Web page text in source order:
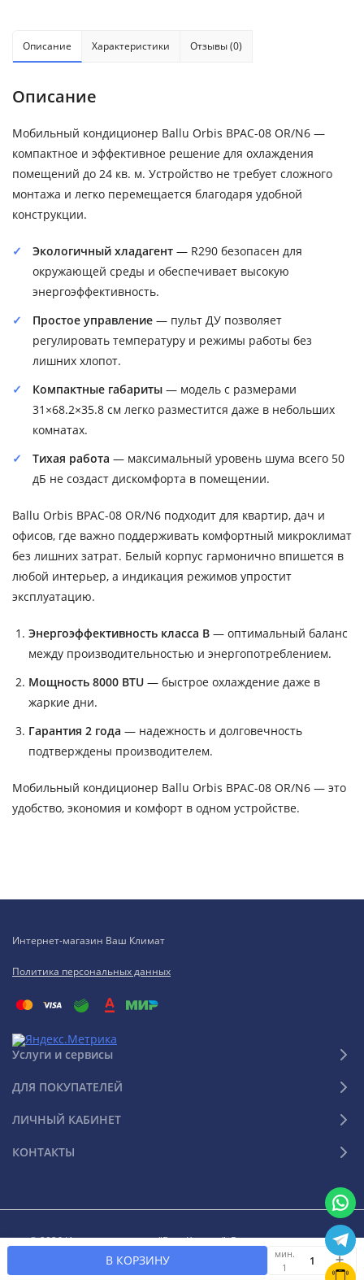
В КОРЗИНУ
мин.
1
Описание Характеристики Отзывы (0)
Описание
Мобильный кондиционер Ballu Orbis BPAC-08 OR/N6 —
компактное и эффективное решение для охлаждения
помещений до 24 кв. м. Устройство не требует сложного
монтажа и легко перемещается благодаря удобной
конструкции.
Экологичный хладагент — R290 безопасен для
окружающей среды и обеспечивает высокую
энергоэффективность.
Простое управление — пульт ДУ позволяет
регулировать температуру и режимы работы без
лишних хлопот.
Компактные габариты — модель с размерами
31×68.2×35.8 см легко разместится даже в небольших
комнатах.
Тихая работа — максимальный уровень шума всего 50
дБ не создаст дискомфорта в помещении.
Ballu Orbis BPAC-08 OR/N6 подходит для квартир, дач и
офисов, где важно поддерживать комфортный микроклимат
без лишних затрат. Белый корпус гармонично впишется в
любой интерьер, а индикация режимов упростит
эксплуатацию.
Энергоэффективность класса B — оптимальный баланс
между производительностью и энергопотреблением.
Мощность 8000 BTU — быстрое охлаждение даже в
жаркие дни.
Гарантия 2 года — надежность и долговечность
подтверждены производителем.
Мобильный кондиционер Ballu Orbis BPAC-08 OR/N6 — это
удобство, экономия и комфорт в одном устройстве.
Интернет-магазин Ваш Климат
Политика персональных данных
Услуги и сервисы
ДЛЯ ПОКУПАТЕЛЕЙ
ЛИЧНЫЙ КАБИНЕТ
КОНТАКТЫ
© 2026 Интернет-магазин "Ваш Климат". Все права защищены